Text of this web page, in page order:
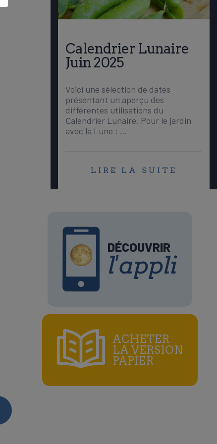
Calendrier Lunaire
Juin 2025
Voici une sélection de dates
présentant un aperçu des
différentes utilisations du
Calendrier Lunaire. Pour le jardin
avec la Lune : …
LIRE LA SUITE
DÉCOUVRIR
l'appli
ACHETER
LA VERSION
PAPIER